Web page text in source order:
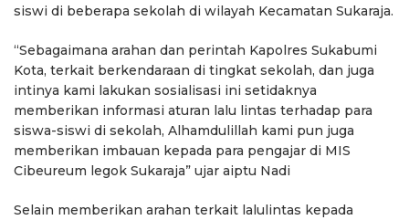
siswi di beberapa sekolah di wilayah Kecamatan Sukaraja.
“Sebagaimana arahan dan perintah Kapolres Sukabumi
Kota, terkait berkendaraan di tingkat sekolah, dan juga
intinya kami lakukan sosialisasi ini setidaknya
memberikan informasi aturan lalu lintas terhadap para
siswa-siswi di sekolah, Alhamdulillah kami pun juga
memberikan imbauan kepada para pengajar di MIS
Cibeureum legok Sukaraja” ujar aiptu Nadi
Selain memberikan arahan terkait lalulintas kepada